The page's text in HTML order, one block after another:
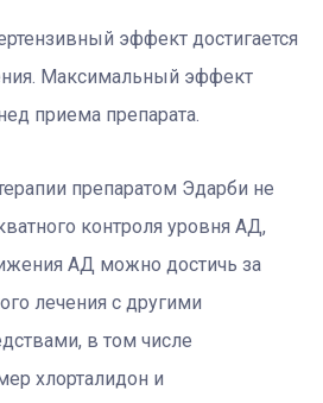
эффект достигается
Максимальный эффект
приема препарата.
препаратом Эдарби не
контроля уровня АД,
АД можно достичь за
лечения с другими
в том числе
хлорталидон и